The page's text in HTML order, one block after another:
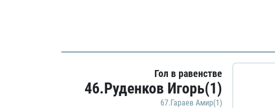
Гол в равенстве
46.Руденков Игорь(1)
67.Гараев Амир(1)